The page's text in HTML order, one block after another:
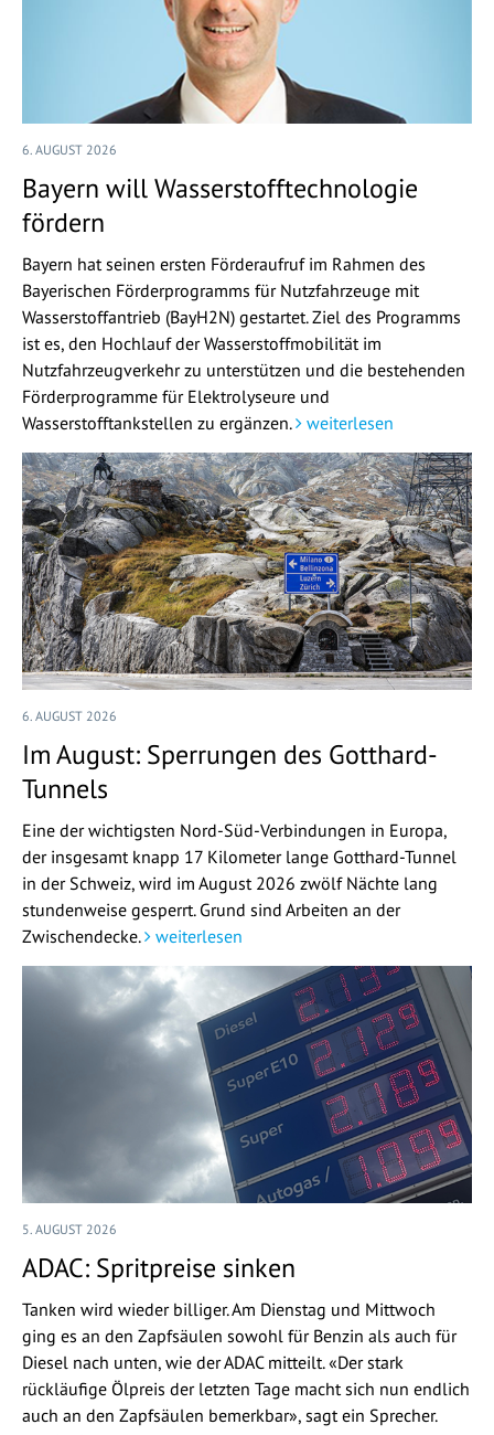
6. AUGUST 2026
Bayern will Wasserstofftechnologie
fördern
Bayern hat seinen ersten Förderaufruf im Rahmen des
Bayerischen Förderprogramms für Nutzfahrzeuge mit
Wasserstoffantrieb (BayH2N) gestartet. Ziel des Programms
ist es, den Hochlauf der Wasserstoffmobilität im
Nutzfahrzeugverkehr zu unterstützen und die bestehenden
Förderprogramme für Elektrolyseure und
Wasserstofftankstellen zu ergänzen.
weiterlesen
6. AUGUST 2026
Im August: Sperrungen des Gotthard-
Tunnels
Eine der wichtigsten Nord-Süd-Verbindungen in Europa,
der insgesamt knapp 17 Kilometer lange Gotthard-Tunnel
in der Schweiz, wird im August 2026 zwölf Nächte lang
stundenweise gesperrt. Grund sind Arbeiten an der
Zwischendecke.
weiterlesen
5. AUGUST 2026
ADAC: Spritpreise sinken
Tanken wird wieder billiger. Am Dienstag und Mittwoch
ging es an den Zapfsäulen sowohl für Benzin als auch für
Diesel nach unten, wie der ADAC mitteilt. «Der stark
rückläufige Ölpreis der letzten Tage macht sich nun endlich
auch an den Zapfsäulen bemerkbar», sagt ein Sprecher.